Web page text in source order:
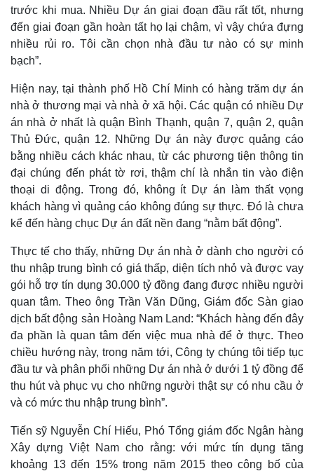
Thế giới
Quan sát
Cuộc sống đó đây
Hồ sơ
Multimedia
Video
Ảnh
E-Magazine
Infographic
trước khi mua. Nhiều Dự án giai đoạn đầu rất tốt, nhưng
đến giai đoạn gần hoàn tất họ lại chậm, vì vậy chứa đựng
nhiều rủi ro. Tôi cần chọn nhà đầu tư nào có sự minh
bạch”.
Hiện nay, tại thành phố Hồ Chí Minh có hàng trăm dự án
nhà ở thương mại và nhà ở xã hội. Các quận có nhiều Dự
án nhà ở nhất là quận Bình Thạnh, quận 7, quận 2, quận
Thủ Đức, quận 12. Những Dự án này được quảng cáo
bằng nhiều cách khác nhau, từ các phương tiện thông tin
đại chúng đến phát tờ rơi, thậm chí là nhắn tin vào điện
thoại di động. Trong đó, không ít Dự án làm thất vọng
khách hàng vì quảng cáo không đúng sự thực. Đó là chưa
kể đến hàng chục Dự án đất nền đang “nằm bất động”.
Thực tế cho thấy, những Dự án nhà ở dành cho người có
thu nhập trung bình có giá thấp, diện tích nhỏ và được vay
gói hỗ trợ tín dụng 30.000 tỷ đồng đang được nhiều người
quan tâm. Theo ông Trần Văn Dũng, Giám đốc Sàn giao
dịch bất động sản Hoàng Nam Land: “Khách hàng đến đây
đa phần là quan tâm đến việc mua nhà để ở thực. Theo
chiều hướng này, trong năm tới, Công ty chúng tôi tiếp tục
đầu tư và phân phối những Dự án nhà ở dưới 1 tỷ đồng để
thu hút và phục vụ cho những người thật sự có nhu cầu ở
và có mức thu nhập trung bình”.
Tiến sỹ Nguyễn Chí Hiếu, Phó Tổng giám đốc Ngân hàng
Xây dựng Việt Nam cho rằng: với mức tín dụng tăng
khoảng 13 đến 15% trong năm 2015 theo công bố của